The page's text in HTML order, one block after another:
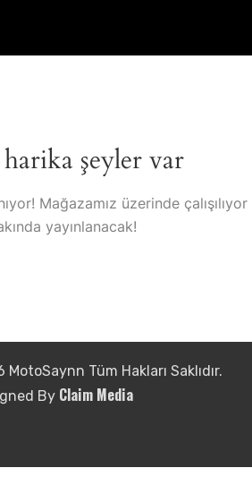
şeyler var
Mağazamız üzerinde çalışılıyor
yayınlanacak!
Tüm Hakları Saklıdır.
By Claim Media